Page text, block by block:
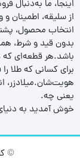
اینجا، ما به‌دنبال
از سلیقه، اطمینان
انتخاب محصول،
بدون قید و شرط،
باشد.هر قطعه‌ای که
برای کسانی که طلا
یعنی چه.
خوش آمدید به
©